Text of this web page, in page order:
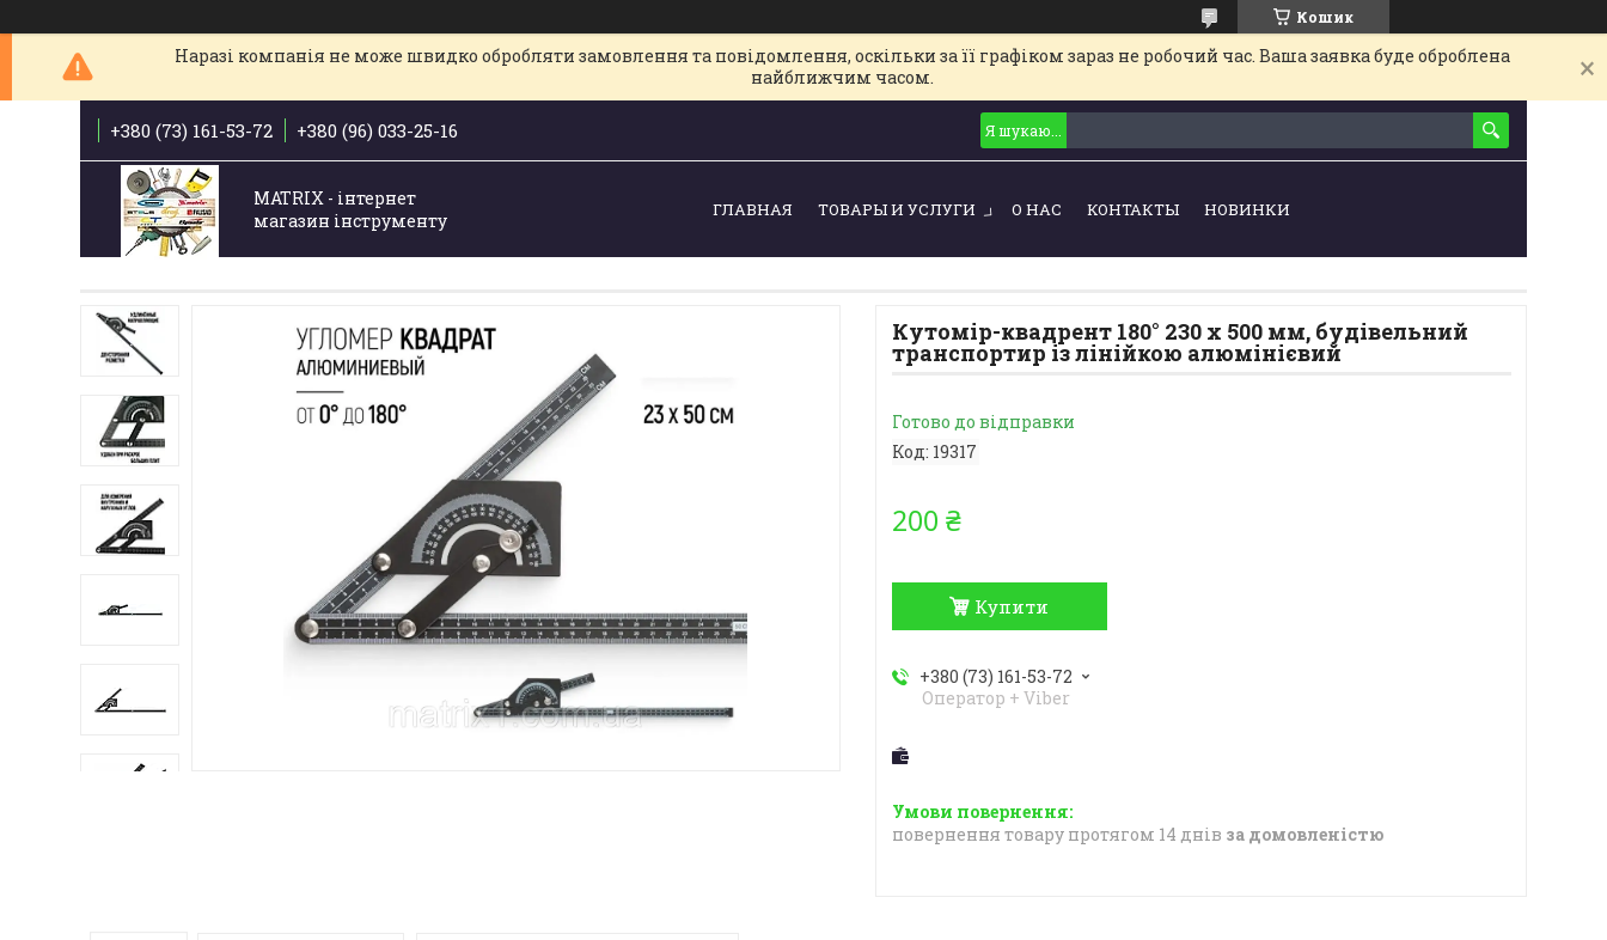
Кошик
Наразі компанія не може швидко обробляти замовлення та повідомлення, оскільки за її графіком зараз не робочий час. Ваша заявка буде оброблена
найближчим часом.
+380 (73) 161-53-72 +380 (96) 033-25-16
MATRIX - інтернет
магазин інструменту
ГЛАВНАЯ ТОВАРЫ И УСЛУГИ О НАС КОНТАКТЫ НОВИНКИ
Кутомір-квадрент 180° 230 x 500 мм, будівельний
транспортир із лінійкою алюмінієвий
Готово до відправки
Код: 19317
200 ₴
Купити
+380 (73) 161-53-72
Оператор + Viber
повернення товару протягом 14 днів за домовленістю